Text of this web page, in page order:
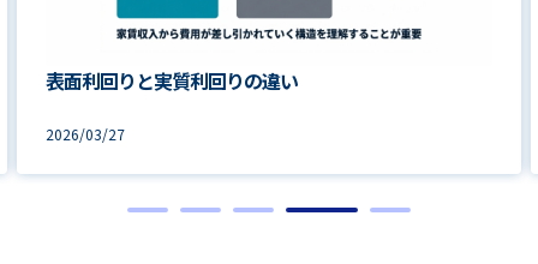
表面利回りと実質利回りの違い
2026/03/27